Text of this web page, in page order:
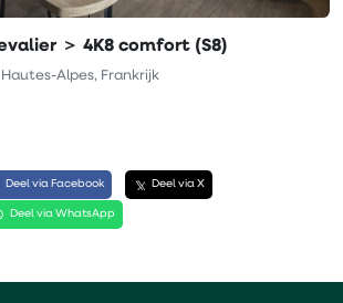
＞ 4K8 comfort (S8)
Hautes-Alpes, Frankrijk
Deel via Facebook Deel via X
Deel via WhatsApp